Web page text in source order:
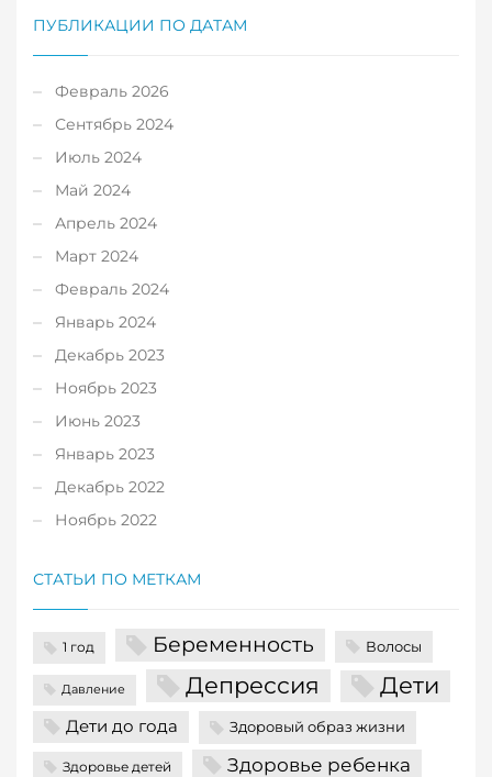
ПУБЛИКАЦИИ ПО ДАТАМ
Февраль 2026
Сентябрь 2024
Июль 2024
Май 2024
Апрель 2024
Март 2024
Февраль 2024
Январь 2024
Декабрь 2023
Ноябрь 2023
Июнь 2023
Январь 2023
Декабрь 2022
Ноябрь 2022
СТАТЬИ ПО МЕТКАМ
1 год Беременность Волосы
Давление Депрессия Дети
Дети до года Здоровый образ жизни
Здоровье детей Здоровье ребенка